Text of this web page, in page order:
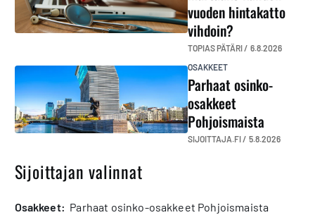
vuoden hintakatto
vihdoin?
TOPIAS PÄTÄRI / 6.8.2026
OSAKKEET
Parhaat osinko-
osakkeet
Pohjoismaista
SIJOITTAJA.FI / 5.8.2026
Sijoittajan valinnat
osakkeet: Parhaat osinko-osakkeet Pohjoismaista